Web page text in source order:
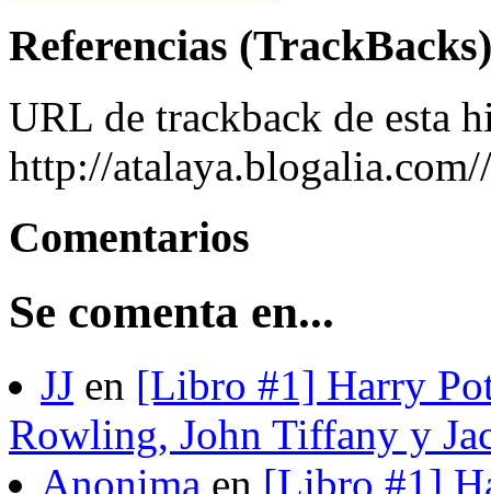
Referencias (TrackBacks)
URL de trackback de esta
http://
Comentarios
Se comenta en...
JJ en [Libro #1] Harry
Rowling, John Tiffany y
Anonima en [Libro #1]